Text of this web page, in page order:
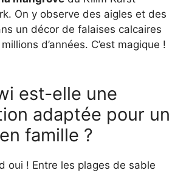
On y observe des aigles et des
un décor de falaises calcaires
d’années. C’est magique !
est-elle une
adaptée pour un
famille ?
oui ! Entre les plages de sable